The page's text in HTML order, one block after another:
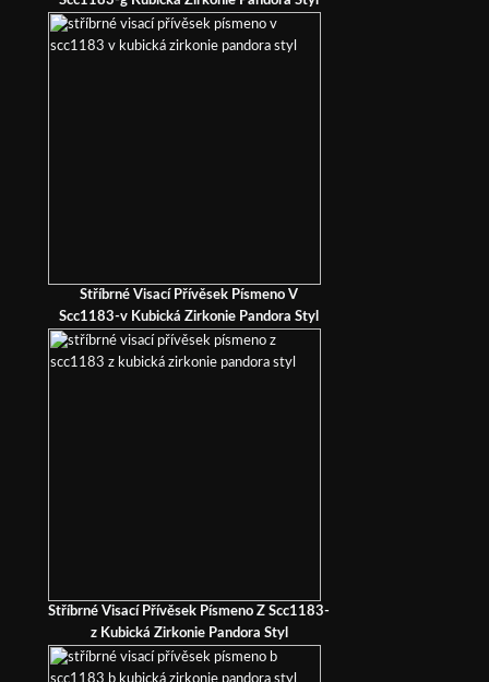
Stříbrné Visací Přívěsek Písmeno V
Scc1183-v Kubická Zirkonie Pandora Styl
Stříbrné Visací Přívěsek Písmeno Z Scc1183-
z Kubická Zirkonie Pandora Styl